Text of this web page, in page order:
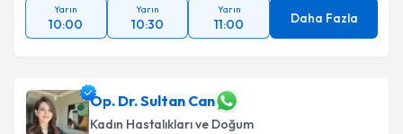
Yarın
10:00
Yarın
10:30
Yarın
11:00 Daha Fazla
Op. Dr. Sultan Can
Kadın Hastalıkları ve Doğum